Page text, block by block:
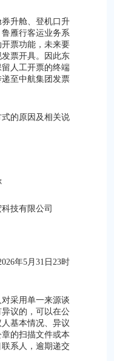
升舱、登机口升
雁行客运业务系
票功能，未来要
票开具。因此东
人工开票的终端
至中航集团发票
的原因及相关说
技有限公司
年5月31日23时
采用单一来源谈
议的，可以在公
基本情况、异议
的扫描文件或本
系人，逾期递交